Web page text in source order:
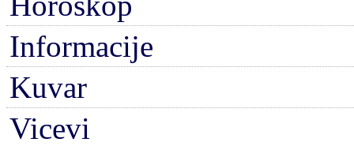
Informacije
Kuvar
Vicevi